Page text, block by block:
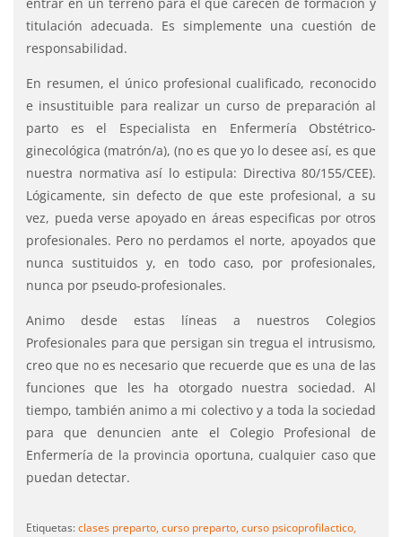
titulación adecuada. Es simplemente una cuestión de
responsabilidad.
En resumen, el único profesional cualificado, reconocido
e insustituible para realizar un curso de preparación al
parto es el Especialista en Enfermería Obstétrico-
ginecológica (matrón/a), (no es que yo lo desee así, es que
nuestra normativa así lo estipula: Directiva 80/155/CEE).
Lógicamente, sin defecto de que este profesional, a su
vez, pueda verse apoyado en áreas especificas por otros
profesionales. Pero no perdamos el norte, apoyados que
nunca sustituidos y, en todo caso, por profesionales,
nunca por pseudo-profesionales.
Animo desde estas líneas a nuestros Colegios
Profesionales para que persigan sin tregua el intrusismo,
creo que no es necesario que recuerde que es una de las
funciones que les ha otorgado nuestra sociedad. Al
tiempo, también animo a mi colectivo y a toda la sociedad
para que denuncien ante el Colegio Profesional de
Enfermería de la provincia oportuna, cualquier caso que
puedan detectar.
Etiquetas:clases preparto, curso preparto, curso psicoprofilactico,